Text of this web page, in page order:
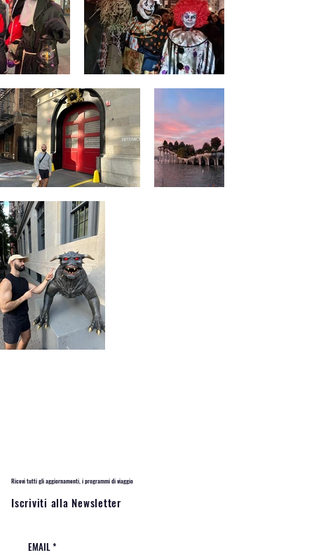
Ricevi tutti gli aggiornamenti, i programmi di viaggio
Iscriviti alla Newsletter
EMAIL *